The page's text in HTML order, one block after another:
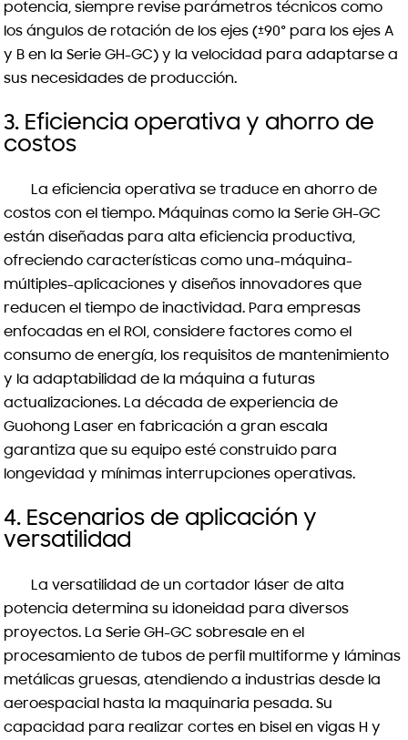
potencia, siempre revise parámetros técnicos como
los ángulos de rotación de los ejes (±90° para los ejes A
y B en la Serie GH-GC) y la velocidad para adaptarse a
sus necesidades de producción.
3. Eficiencia operativa y ahorro de
costos
La eficiencia operativa se traduce en ahorro de
costos con el tiempo. Máquinas como la Serie GH-GC
están diseñadas para alta eficiencia productiva,
ofreciendo características como una-máquina-
múltiples-aplicaciones y diseños innovadores que
reducen el tiempo de inactividad. Para empresas
enfocadas en el ROI, considere factores como el
consumo de energía, los requisitos de mantenimiento
y la adaptabilidad de la máquina a futuras
actualizaciones. La década de experiencia de
Guohong Laser en fabricación a gran escala
garantiza que su equipo esté construido para
longevidad y mínimas interrupciones operativas.
4. Escenarios de aplicación y
versatilidad
La versatilidad de un cortador láser de alta
potencia determina su idoneidad para diversos
proyectos. La Serie GH-GC sobresale en el
procesamiento de tubos de perfil multiforme y láminas
metálicas gruesas, atendiendo a industrias desde la
aeroespacial hasta la maquinaria pesada. Su
capacidad para realizar cortes en bisel en vigas H y